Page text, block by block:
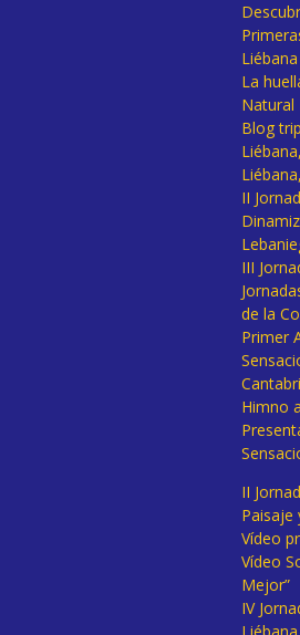
Liébana
La
Natural
Blog
II
III
de la
Primer
Himno
II
Paisaje
Vídeo
Vídeo
Mejor”
IV